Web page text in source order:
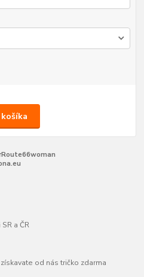
a ČR
od nás tričko zdarma